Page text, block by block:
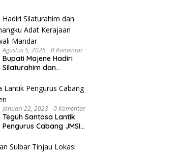
Agustus 5, 2026 0 Komentar
Bupati Majene Hadiri
Silaturahim dan
Adat Kerajaan Balanipa di
Polewali Mandar
Januari 22, 2023 0 Komentar
Teguh Santosa Lantik
Pengurus Cabang JMSI